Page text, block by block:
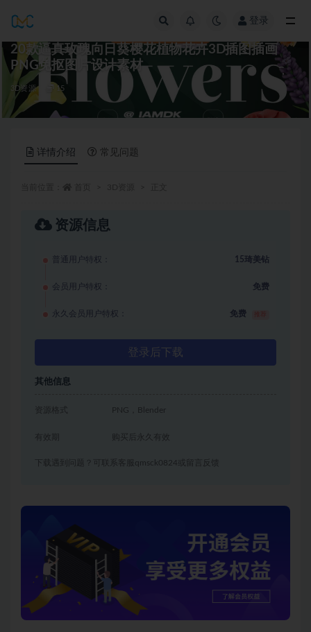
登录
20款逼真玫瑰向日葵樱花植物花卉3D插图插画
PNG免抠图片设计素材
3D资源 15
详情介绍 常见问题
资源信息
普通用户特权： 15琦美钻
会员用户特权： 免费
永久会员用户特权： 免费
登录后下载
其他信息
资源格式 PNG，Blender
有效期 购买后永久有效
下载遇到问题？可联系客服qmsck0824或留言反馈